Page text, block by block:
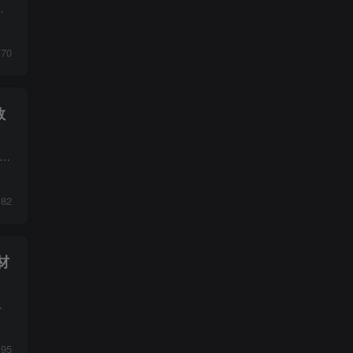
础也能吃透整套矩阵玩法。 课程从5...
70
项目简介 小红书无货源卖货项目，是通过在小红书发笔记挂车吸引用户直接下单购买的賺米模式。需要在小红书自己开店铺上架产品，货源主要来自淘宝、1688、拼多多等平台，使用第三方采集工具，加...
82
会合理调价、设置出...
95